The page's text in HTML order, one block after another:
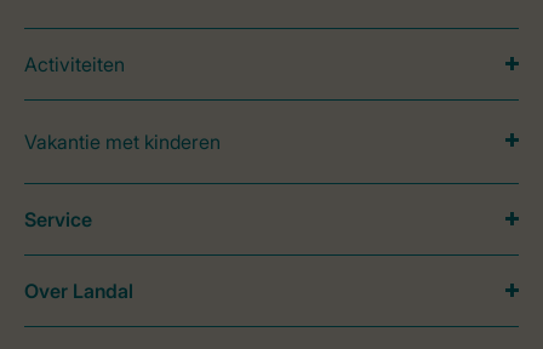
Activiteiten
Vakantie met kinderen
Service
Over Landal